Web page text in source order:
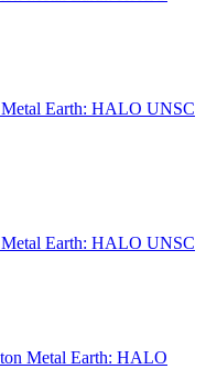
Metal Earth: HALO UNSC
Metal Earth: HALO UNSC
Metal Earth: HALO